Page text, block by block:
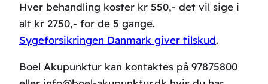
Hver behandling koster kr 550,- det vil sige i
alt kr 2750,- for de 5 gange.
Sygeforsikringen Danmark giver tilskud.
Boel Akupunktur kan kontaktes på 97875800